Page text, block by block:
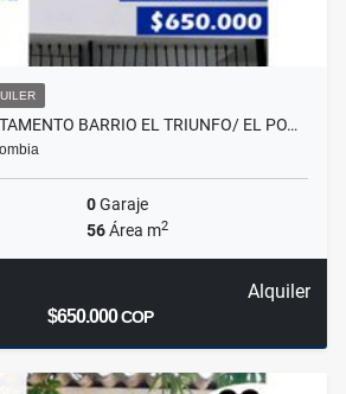
BARRIO EL TRIUNFO/ EL PO…
0Garaje
56Área m2
Alquiler
$650.000COP